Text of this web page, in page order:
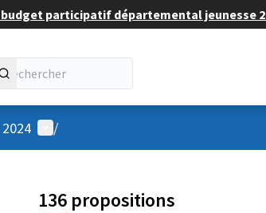
participatif départemental jeunesse
Menu utilisateur
/
136 propositions